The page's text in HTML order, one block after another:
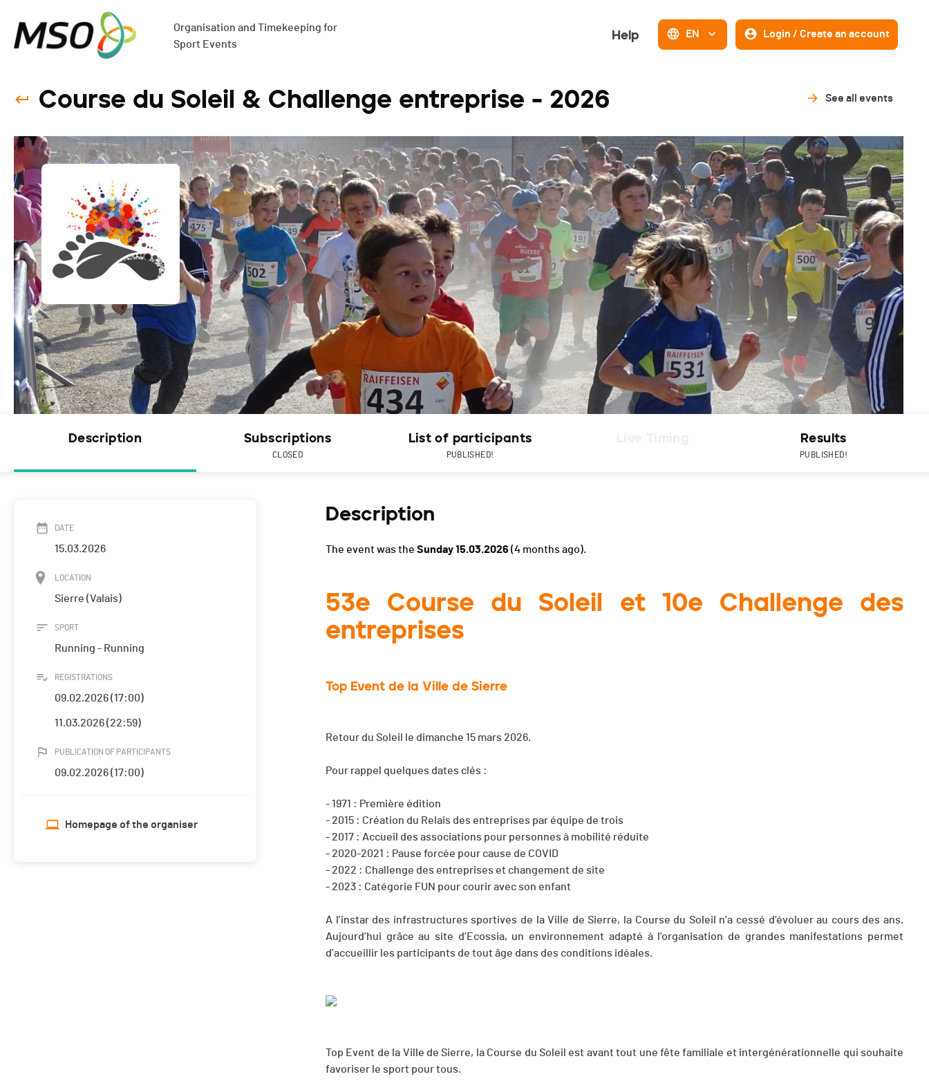
Organisation and Timekeeping for
Sport Events
Help EN Login / Create an account
Course du Soleil & Challenge entreprise - 2026 See all events
Description Subscriptions
CLOSED
List of participants
PUBLISHED!
Results
PUBLISHED!
DATE
15.03.2026
LOCATION
Sierre (Valais)
SPORT
Running - Running
REGISTRATIONS
09.02.2026 (17:00)
11.03.2026 (22:59)
PUBLICATION OF PARTICIPANTS
09.02.2026 (17:00)
Homepage of the organiser
Description
The event was the Sunday 15.03.2026 (4 months ago).
53e Course du Soleil et 10e Challenge des
entreprises
Top Event de la Ville de Sierre
Retour du Soleil le dimanche 15 mars 2026.
Pour rappel quelques dates clés :
- 1971 : Première édition
- 2015 : Création du Relais des entreprises par équipe de trois
- 2017 : Accueil des associations pour personnes à mobilité réduite
- 2020-2021 : Pause forcée pour cause de COVID
- 2022 : Challenge des entreprises et changement de site
- 2023 : Catégorie FUN pour courir avec son enfant
A l’instar des infrastructures sportives de la Ville de Sierre, la Course du Soleil n’a cessé d’évoluer au cours des ans.
Aujourd’hui grâce au site d’Ecossia, un environnement adapté à l’organisation de grandes manifestations permet
d’accueillir les participants de tout âge dans des conditions idéales.
Top Event de la Ville de Sierre, la Course du Soleil est avant tout une fête familiale et intergénérationnelle qui souhaite
favoriser le sport pour tous.